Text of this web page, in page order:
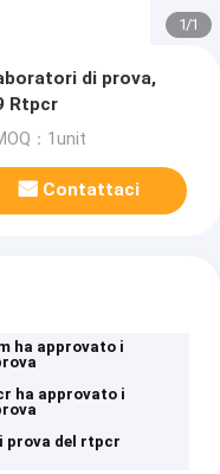
1/1
di prova,
Rtpcr
：1unit
Contattaci
ha approvato i
ha approvato i
prova del rtpcr